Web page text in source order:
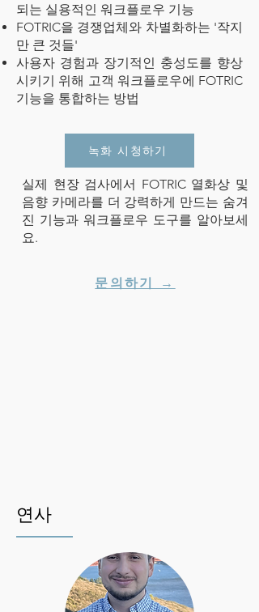
되는 실용적인 워크플로우 기능
FOTRIC을 경쟁업체와 차별화하는 '작지
만 큰 것들'
사용자 경험과 장기적인 충성도를 향상
시키기 위해 고객 워크플로우에 FOTRIC
기능을 통합하는 방법
녹화 시청하기
실제 현장 검사에서 FOTRIC 열화상 및
음향 카메라를 더 강력하게 만드는 숨겨
진 기능과 워크플로우 도구를 알아보세
요.
문의하기 →
연사